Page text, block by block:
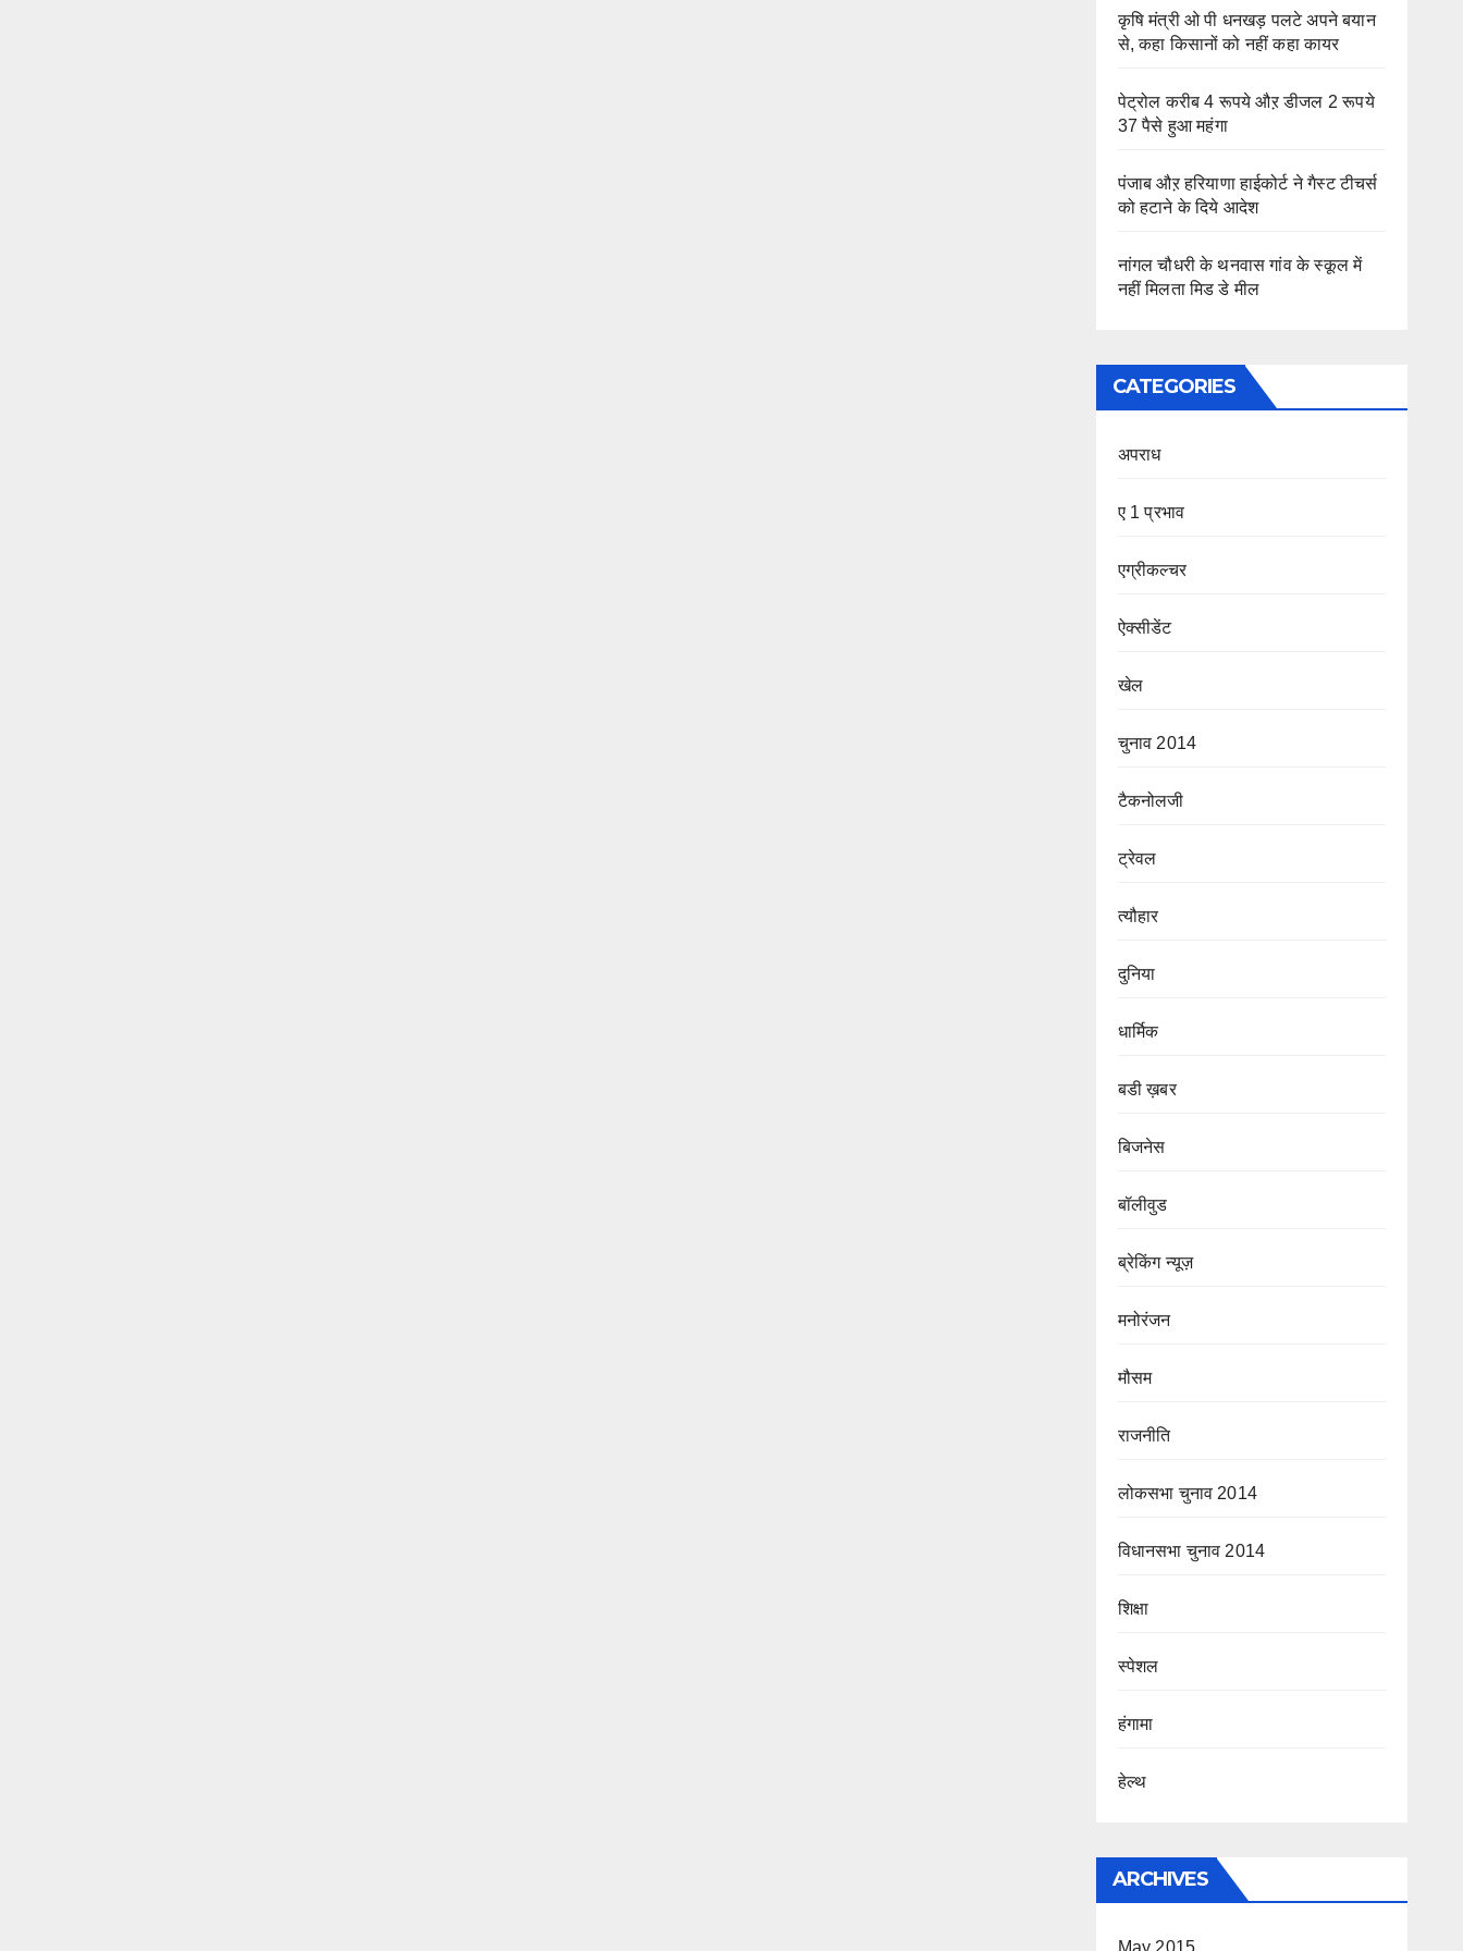
कृषि मंत्री ओ पी धनखड़ पलटे अपने बयान
से, कहा किसानों को नहीं कहा कायर
पेट्रोल करीब 4 रूपये औऱ डीजल 2 रूपये
37 पैसे हुआ महंगा
पंजाब औऱ हरियाणा हाईकोर्ट ने गैस्ट टीचर्स
को हटाने के दिये आदेश
नांगल चौधरी के थनवास गांव के स्कूल में
नहीं मिलता मिड डे मील
CATEGORIES
अपराध
ए 1 प्रभाव
एग्रीकल्चर
ऐक्सीडेंट
खेल
चुनाव 2014
टैकनोलजी
ट्रेवल
त्यौहार
दुनिया
धार्मिक
बडी ख़बर
बिजनेस
बॉलीवुड
ब्रेकिंग न्यूज़
मनोरंजन
मौसम
राजनीति
लोकसभा चुनाव 2014
विधानसभा चुनाव 2014
शिक्षा
स्पेशल
हंगामा
हेल्थ
ARCHIVES
May 2015